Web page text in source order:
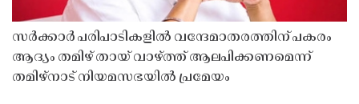
സർക്കാർ പരിപാടികളിൽ വന്ദേമാതരത്തിന് പകരം
ആദ്യം തമിഴ് തായ് വാഴ്ത്ത് ആലപിക്കണമെന്ന്
തമിഴ്നാട് നിയമസഭയിൽ പ്രമേയം